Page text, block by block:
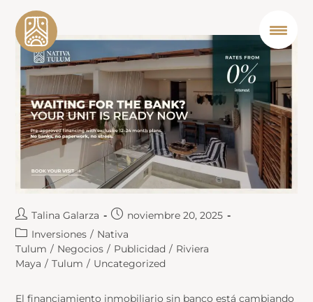
Talina Galarza
noviembre 20, 2025
Inversiones / Nativa
Tulum / Negocios / Publicidad / Riviera
Maya / Tulum / Uncategorized
El financiamiento inmobiliario sin banco está cambiando